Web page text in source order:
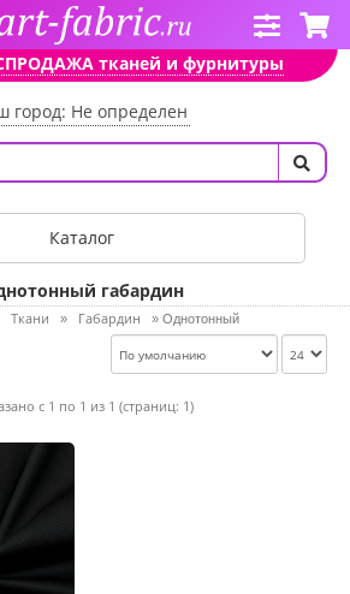
тканей и фурнитуры
город: Не определен
Каталог
габардин
Ткани » Габардин » Однотонный
с 1 по 1 из 1 (страниц: 1)